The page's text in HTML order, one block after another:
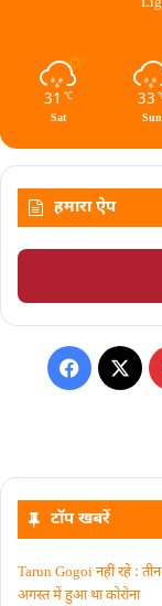
31 ℃
Sat
33
Sun
हमारा ऐप
टॉप खबरें
Tarun Gogoi नहीं रहे :
अगस्त में हुआ था कोरोना